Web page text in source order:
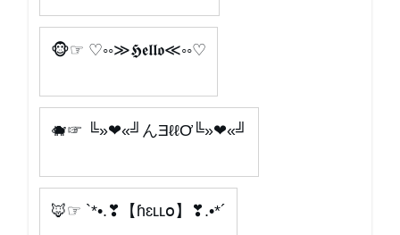
🐵☞ ♡◦◦≫𝕳𝖊𝖑𝖑𝖔≪◦◦♡
🐗☞ ╚»❤«╝んƎℓℓƠ╚»❤«╝
🦊☞ `*•.❣【ɦɛʟʟօ】❣.•*´